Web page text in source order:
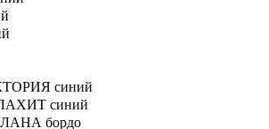
синий
синий
бордо